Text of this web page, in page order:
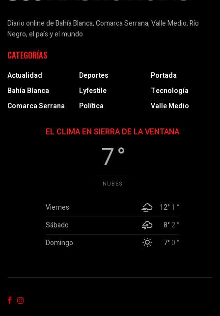
Diario online de Bahía Blanca, Comarca Serrana, Valle Medio, Río
Negro, el país y el mundo
CATEGORÍAS
Actualidad
Bahía Blanca
Comarca Serrana
Deportes
Lyfestile
Política
Portada
Tecnología
Valle Medio
EL CLIMA EN SIERRA DE LA VENTANA
7 °
NUBES
Viernes 12° 1 °
Sábado
8°2 °
Domingo
7°0 °